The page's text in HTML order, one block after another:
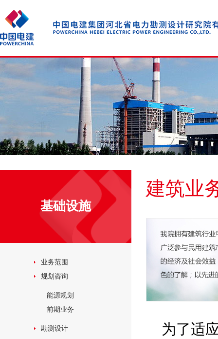
基础设施
业务范围
规划咨询
能源规划
前期业务
勘测设计
建筑业
为了适